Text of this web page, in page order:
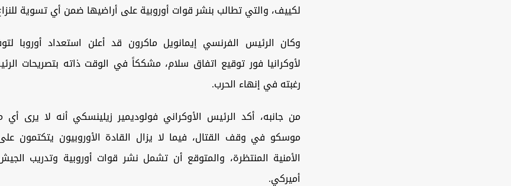
لكييف، والتي تطالب بنشر قوات أوروبية على أراضيها ضمن أي تسوية
وكان الرئيس الفرنسي إيمانويل ماكرون قد أعلن استعداد أوروبا
لأوكرانيا فور توقيع اتفاق سلام، مشككاً في الوقت ذاته بتصريحات
رغبته في إنهاء الحرب.
من جانبه، أكد الرئيس الأوكراني فولوديمير زيلينسكي أنه لا يرى
موسكو في وقف القتال، فيما لا يزال القادة الأوروبيون يتكتمون
الأمنية المنتظرة، والمتوقع أن تشمل نشر قوات أوروبية وتدريب
أميركي.